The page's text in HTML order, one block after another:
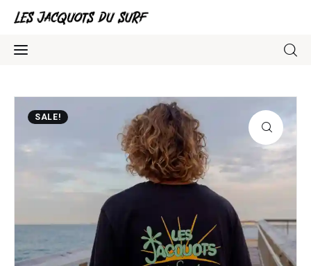
Association Surfskate
Blog
SALE!